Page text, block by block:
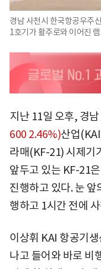
경남 사천시 한국항공우주
1호기가 활주로와 이어진
지난 11일 오후, 경남
600 2.46%)산업
라매(KF-21) 시제기
앞두고 있는 KF-21
진행하고 있다. 눈
행하고 1시간 전에
이상휘 KAI 항공기
나고 들어와 바로 비